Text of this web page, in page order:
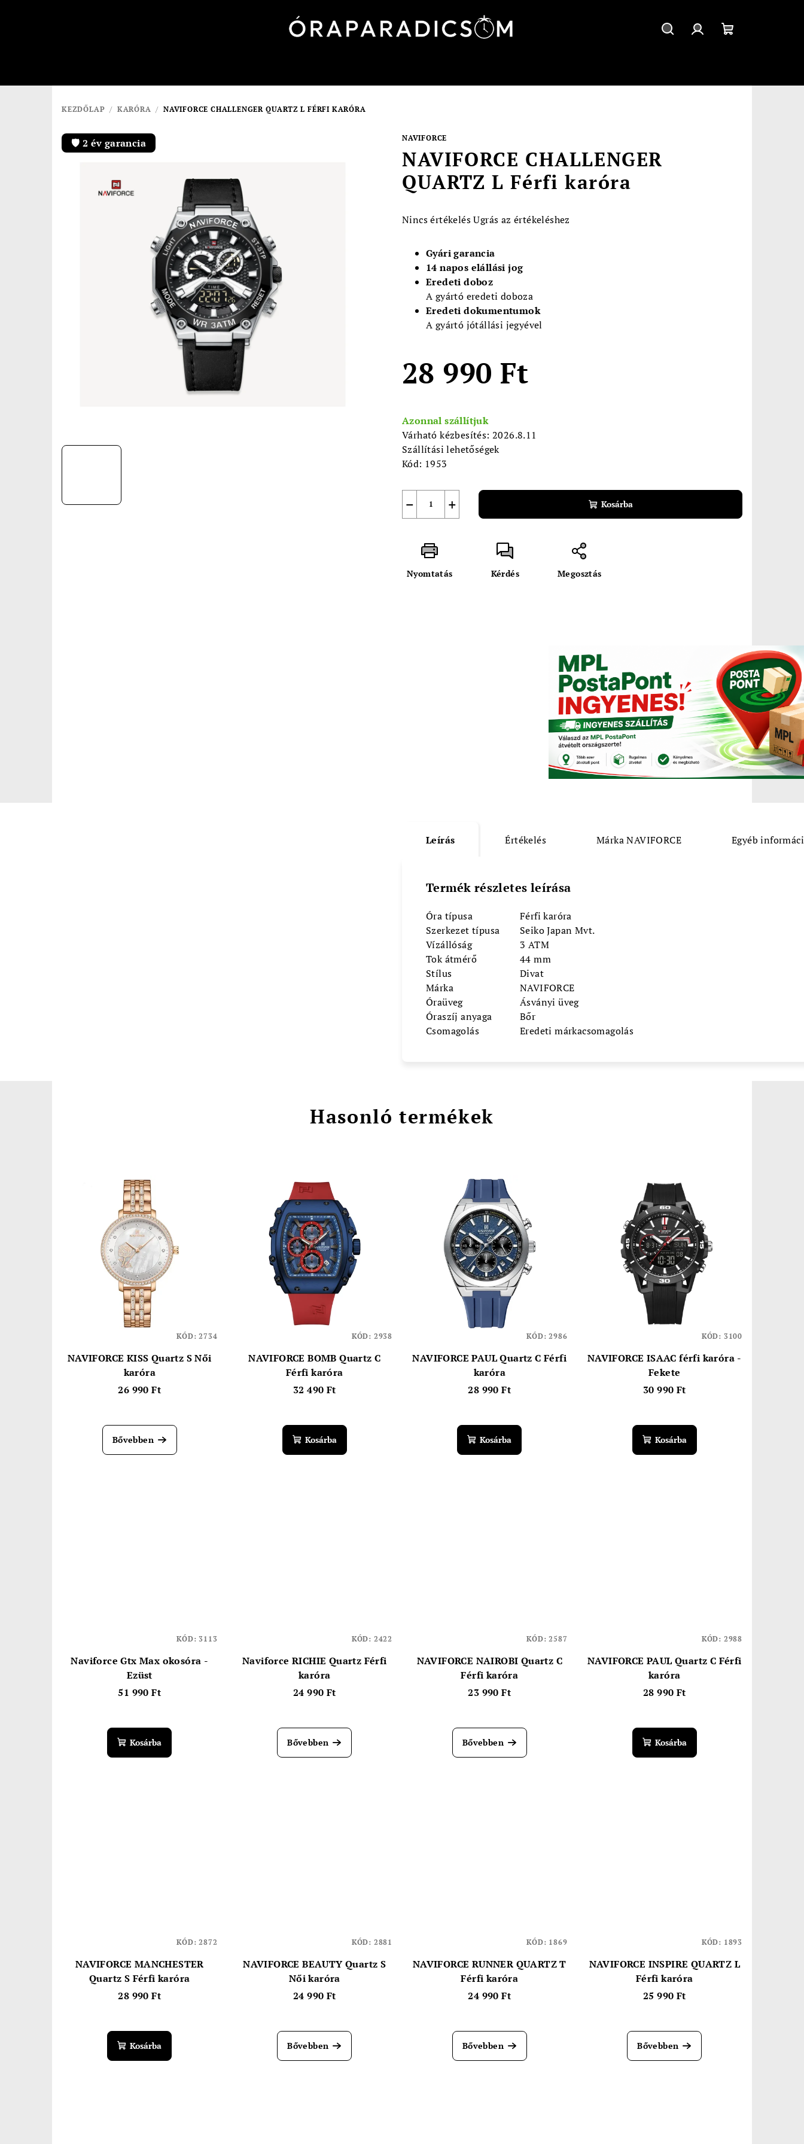
KEZDŐLAP / KARÓRA / NAVIFORCE CHALLENGER QUARTZ L FÉRFI KARÓRA
NAVIFORCE
NAVIFORCE CHALLENGER
QUARTZ L Férfi karóra
A
átlagos
értékelése
csillag.
Nincs értékelés Ugrás az értékeléshez
Gyári garancia
14 napos elállási jog
Eredeti doboz
A gyártó eredeti doboza
Eredeti dokumentumok
A gyártó jótállási jegyével
28 990 Ft
Azonnal szállítjuk
Várható kézbesítés: 2026.8.11
Szállítási lehetőségek
Kód: 1953
+
− Kosárba
Nyomtatás Kérdés Megosztás
🛡️ 2 év garancia
Leírás Értékelés MárkaNAVIFORCE Egyéb
Termék részletes leírása
Óra típusa
Férfi karóra
Szerkezet típusa
Seiko Japan Mvt.
Vízállóság
3 ATM
Tok átmérő
44 mm
Stílus
Divat
Márka
NAVIFORCE
Óraüveg
Ásványi üveg
Óraszíj anyaga
Bőr
Csomagolás
Eredeti márkacsomagolás
Hasonló termékek
NAVIFORCE KISS Quartz S Női
karóra
26 990 Ft
Bővebben
KÓD:2734
NAVIFORCE BOMB Quartz C
Férfi karóra
32 490 Ft
Kosárba
KÓD: 2938
NAVIFORCE PAUL Quartz C Férfi
karóra
28 990 Ft
Kosárba
KÓD:2986
NAVIFORCE ISAAC férfi karóra -
Fekete
30 990 Ft
Kosárba
KÓD: 3100
Naviforce Gtx Max okosóra -
Ezüst
51 990 Ft
Kosárba
KÓD:3113
Naviforce RICHIE Quartz Férfi
karóra
24 990 Ft
Bővebben
KÓD: 2422
NAVIFORCE NAIROBI Quartz C
Férfi karóra
23 990 Ft
Bővebben
KÓD:2587
NAVIFORCE PAUL Quartz C Férfi
karóra
28 990 Ft
Kosárba
KÓD: 2988
NAVIFORCE MANCHESTER
Quartz S Férfi karóra
28 990 Ft
Kosárba
KÓD:2872
NAVIFORCE BEAUTY Quartz S
Női karóra
24 990 Ft
Bővebben
KÓD: 2881
NAVIFORCE RUNNER QUARTZ T
Férfi karóra
24 990 Ft
Bővebben
KÓD: 1869
NAVIFORCE INSPIRE QUARTZ L
Férfi karóra
25 990 Ft
Bővebben
KÓD: 1893